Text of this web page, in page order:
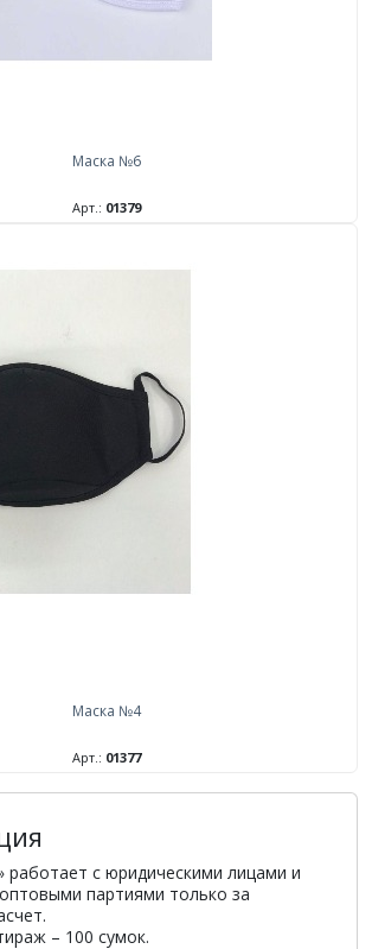
Маска №6
Арт.: 01379
Маска №4
Арт.: 01377
с юридическими лицами и
партиями только за
– 100 сумок.